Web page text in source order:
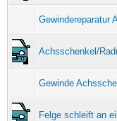
Gewindereparatur
Achsschenkel/
Gewinde
Felge schleift an